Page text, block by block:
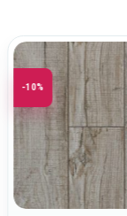
-10%